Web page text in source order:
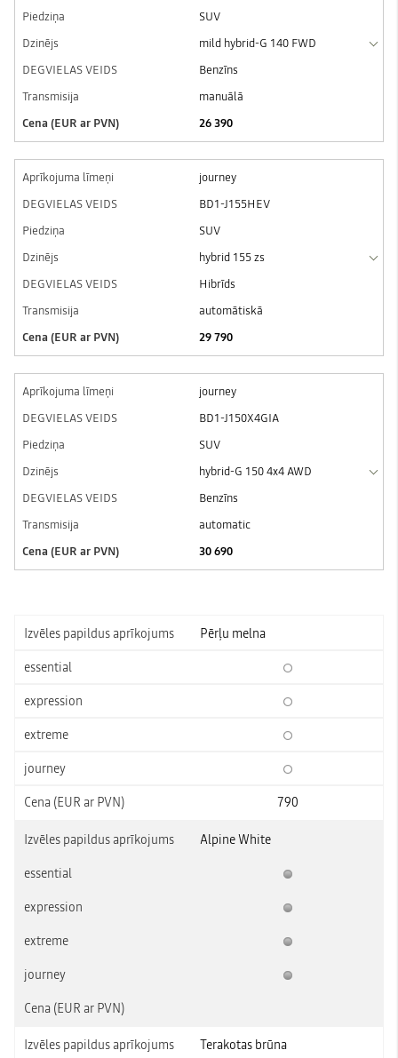
SUV
mild hybrid-G 140 FWD
Benzīns
manuālā
26 390
journey
BD1-J155HEV
SUV
hybrid 155 zs
Hibrīds
automātiskā
29 790
journey
BD1-J150X4GIA
SUV
hybrid-G 150 4x4 AWD
Benzīns
automatic
30 690
Pērļu melna
790
Alpine White
Terakotas brūna